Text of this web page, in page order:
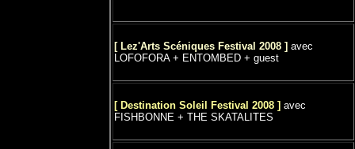
[ Lez'Arts Scéniques Festival 2008 ] avec
LOFOFORA + ENTOMBED + guest
[ Destination Soleil Festival 2008 ] avec
FISHBONNE + THE SKATALITES